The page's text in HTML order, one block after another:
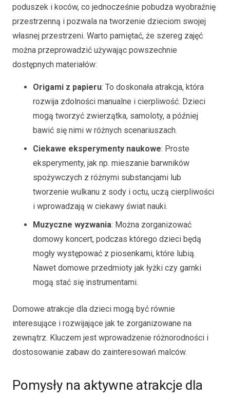
poduszek i koców, co jednocześnie pobudza wyobraźnię
przestrzenną i pozwala na tworzenie dzieciom swojej
własnej przestrzeni. Warto pamiętać, że szereg zajęć
można przeprowadzić używając powszechnie
dostępnych materiałów:
Origami z papieru: To doskonała atrakcja, która
rozwija zdolności manualne i cierpliwość. Dzieci
mogą tworzyć zwierzątka, samoloty, a później
bawić się nimi w różnych scenariuszach.
Ciekawe eksperymenty naukowe: Proste
eksperymenty, jak np. mieszanie barwników
spożywczych z różnymi substancjami lub
tworzenie wulkanu z sody i octu, uczą cierpliwości
i wprowadzają w ciekawy świat nauki.
Muzyczne wyzwania: Można zorganizować
domowy koncert, podczas którego dzieci będą
mogły występować z piosenkami, które lubią.
Nawet domowe przedmioty jak łyżki czy garnki
mogą stać się instrumentami.
Domowe atrakcje dla dzieci mogą być równie
interesujące i rozwijające jak te zorganizowane na
zewnątrz. Kluczem jest wprowadzenie różnorodności i
dostosowanie zabaw do zainteresowań malców.
Pomysły na aktywne atrakcje dla